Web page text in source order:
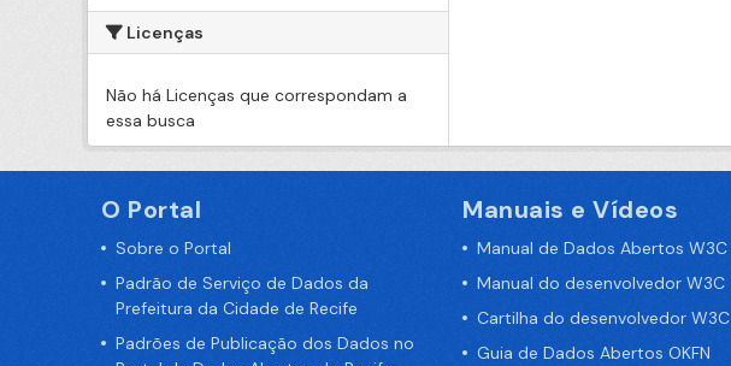
Licenças
Não há Licenças que correspondam a
essa busca
O Portal
Sobre o Portal
Padrão de Serviço de Dados da
Prefeitura da Cidade de Recife
Padrões de Publicação dos Dados no
Manuais e Vídeos
Manual de Dados Abertos W3C
Manual do desenvolvedor W3C
Cartilha do desenvolvedor W3C
Guia de Dados Abertos OKFN